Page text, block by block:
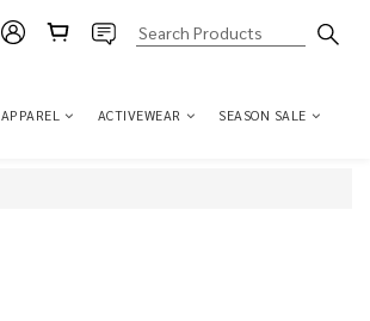
APPAREL ACTIVEWEAR SEASON SALE